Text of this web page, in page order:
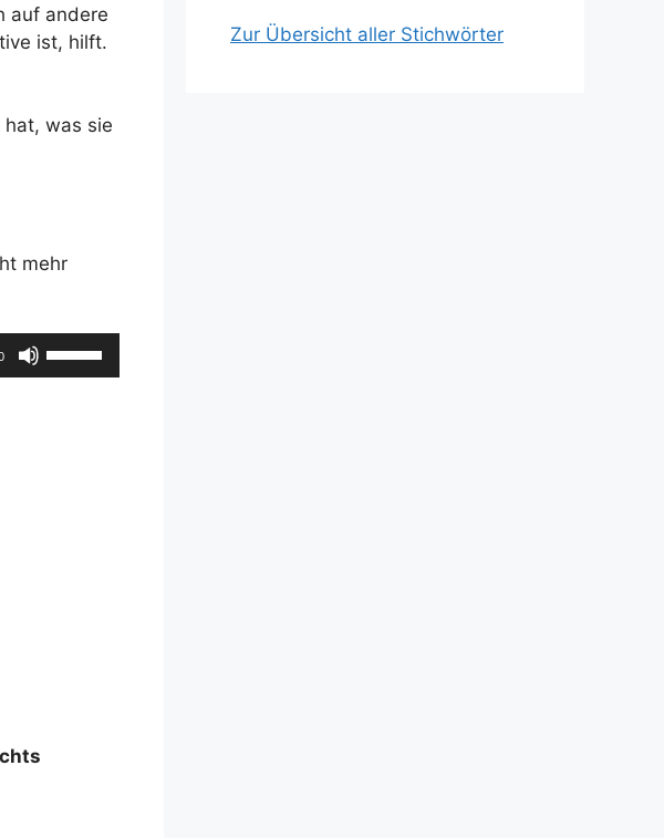
auf andere
ist, hilft.
was sie
mehr
Hoch/Runter
Zur Übersicht aller Stichwörter